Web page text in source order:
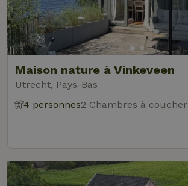
Maison nature à Vinkeveen
Utrecht, Pays-Bas
4 personnes2 Chambres à coucher